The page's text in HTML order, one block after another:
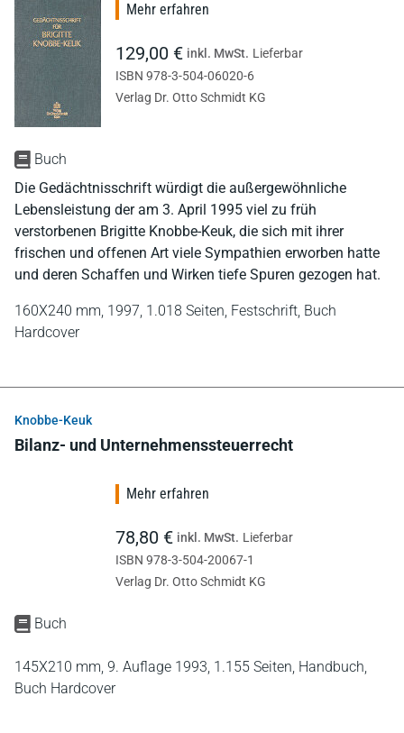
Buch
Die Gedächtnisschrift würdigt die außergewöhnliche
Lebensleistung der am 3. April 1995 viel zu früh
verstorbenen Brigitte Knobbe-Keuk, die sich mit ihrer
frischen und offenen Art viele Sympathien erworben hatte
und deren Schaffen und Wirken tiefe Spuren gezogen hat.
160X240 mm, 1997, 1.018 Seiten, Festschrift, Buch
Hardcover
Mehr erfahren
129,00 € inkl. MwSt. Lieferbar
ISBN 978-3-504-06020-6
Verlag Dr. Otto Schmidt KG
Knobbe-Keuk
Bilanz- und Unternehmenssteuerrecht
Buch
145X210 mm, 9. Auflage 1993, 1.155 Seiten, Handbuch,
Buch Hardcover
Mehr erfahren
78,80 € inkl. MwSt. Lieferbar
ISBN 978-3-504-20067-1
Verlag Dr. Otto Schmidt KG